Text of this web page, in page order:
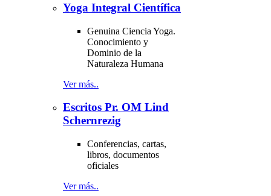
Yoga Integral Científica
Genuina Ciencia Yoga.
Conocimiento y
Dominio de la
Naturaleza Humana
Ver más..
Escritos Pr. OM Lind
Schernrezig
Conferencias, cartas,
libros, documentos
oficiales
Ver más..